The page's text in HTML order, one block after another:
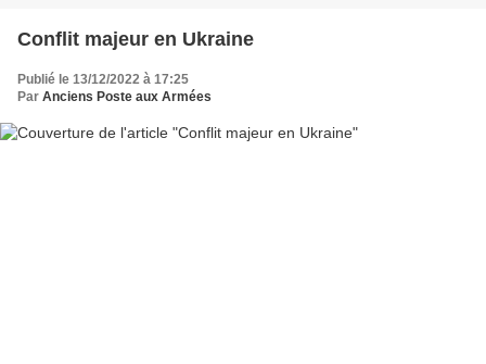
Conflit majeur en Ukraine
Publié le 13/12/2022 à 17:25
Par Anciens Poste aux Armées